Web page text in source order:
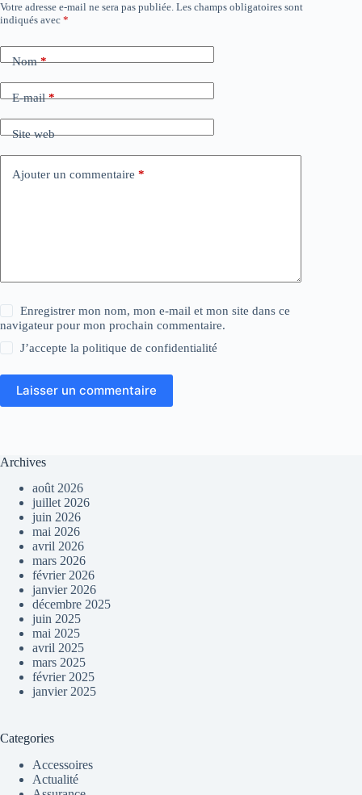
Votre adresse e-mail ne sera pas publiée. Les champs obligatoires sont
indiqués avec *
Nom*
E-mail*
Site web
Ajouter un commentaire *
Enregistrer mon nom, mon e-mail et mon site dans ce
navigateur pour mon prochain commentaire.
J’accepte lapolitique de confidentialité
Laisser un commentaire
Archives
août 2026
juillet 2026
juin 2026
mai 2026
avril 2026
mars 2026
février 2026
janvier 2026
décembre 2025
juin 2025
mai 2025
avril 2025
mars 2025
février 2025
janvier 2025
Categories
Accessoires
Actualité